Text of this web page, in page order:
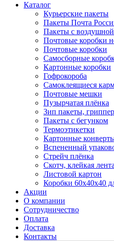
Каталог
Курьерские пакеты
Пакеты Почта
Пакеты с
Почтовые коробки
Почтовые коробки
Самосборные
Картонные коробки
Гофрокороба
Самоклеящиеся
Почтовые мешки
Пузырчатая плёнка
Зип пакеты,
Пакеты с бегунком
Термоэтикетки
Картонные
Вспененный
Стрейч плёнка
Скотч, клейкая лента
Листовой картон
Коробки 60х40х40
Акции
О компании
Сотрудничество
Оплата
Доставка
Контакты